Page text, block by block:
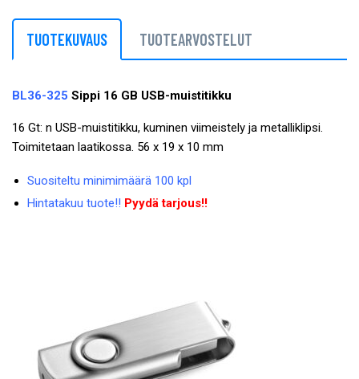
TUOTEKUVAUS TUOTEARVOSTELUT
BL36-325 Sippi 16 GB USB-muistitikku
16 Gt: n USB-muistitikku, kuminen viimeistely ja metalliklipsi.
Toimitetaan laatikossa. 56 x 19 x 10 mm
Suositeltu minimimäärä 100 kpl
Hintatakuu tuote!! Pyydä tarjous!!